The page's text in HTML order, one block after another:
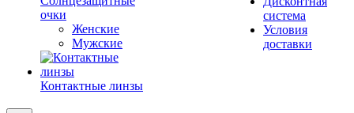
очки
Женские
Мужские
Контактные линзы
система
Условия
доставки